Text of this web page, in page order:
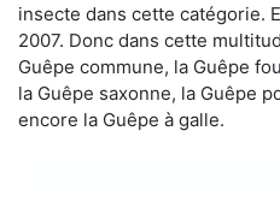
insecte dans cette catégorie.
2007. Donc dans cette
Guêpe commune, la Guêpe
la Guêpe saxonne, la Guêpe
encore la Guêpe à galle.